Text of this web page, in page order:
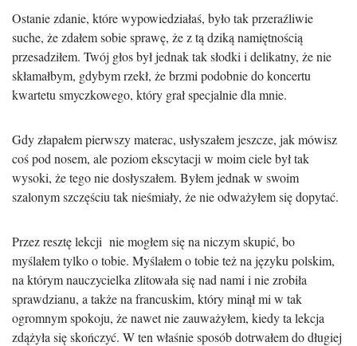
Ostanie zdanie, które wypowiedziałaś, było tak przeraźliwie
suche, że zdałem sobie sprawę, że z tą dziką namiętnością
przesadziłem. Twój głos był jednak tak słodki i delikatny, że nie
skłamałbym, gdybym rzekł, że brzmi podobnie do koncertu
kwartetu smyczkowego, który grał specjalnie dla mnie.
Gdy złapałem pierwszy materac, usłyszałem jeszcze, jak mówisz
coś pod nosem, ale poziom ekscytacji w moim ciele był tak
wysoki, że tego nie dosłyszałem. Byłem jednak w swoim
szalonym szczęściu tak nieśmiały, że nie odważyłem się dopytać.
Przez resztę lekcji nie mogłem się na niczym skupić, bo
myślałem tylko o tobie. Myślałem o tobie też na języku polskim,
na którym nauczycielka zlitowała się nad nami i nie zrobiła
sprawdzianu, a także na francuskim, który minął mi w tak
ogromnym spokoju, że nawet nie zauważyłem, kiedy ta lekcja
zdążyła się skończyć. W ten właśnie sposób dotrwałem do długiej